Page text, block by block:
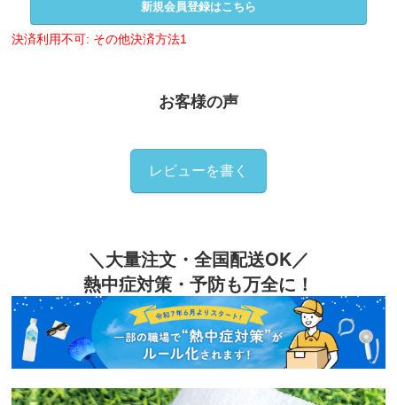
新規会員登録はこちら
決済利用不可: その他決済方法1
お客様の声
レビューを書く
＼大量注文・全国配送OK／
熱中症対策・予防も万全に！